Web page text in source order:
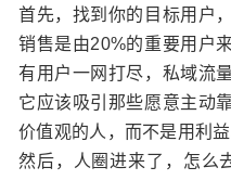
首先，找到你的目标用户
销售是由20%的重要用户
有用户一网打尽，私域流
它应该吸引那些愿意主动
价值观的人，而不是用利益
然后，人圈进来了，怎么